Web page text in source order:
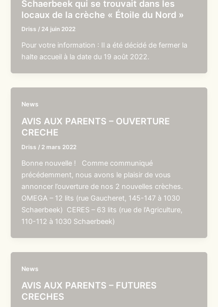
Schaerbeek qui se trouvait dans les
locaux de la crèche « Étoile du Nord »
Driss / 24 juin 2022
Pour votre information : Il a été décidé de fermer la
halte accueil à la date du 19 août 2022.
News
AVIS AUX PARENTS – OUVERTURE
CRECHE
Driss / 2 mars 2022
Bonne nouvelle ! Comme communiqué
précédemment, nous avons le plaisir de vous
annoncer l’ouverture de nos 2 nouvelles crèches.
OMEGA – 12 lits (rue Gaucheret, 145-147 à 1030
Schaerbeek) CERES – 63 lits (rue de l’Agriculture,
110-112 à 1030 Schaerbeek)
News
AVIS AUX PARENTS – FUTURES
CRECHES